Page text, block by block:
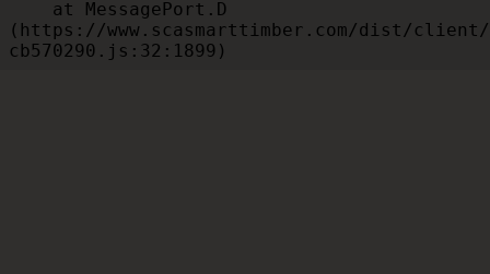
(https://www.scasmarttimber.com/dist/
cb570290.js:32:1899)